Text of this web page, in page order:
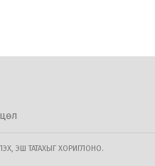
ЭШ ТАТАХЫГ ХОРИГЛОНО.